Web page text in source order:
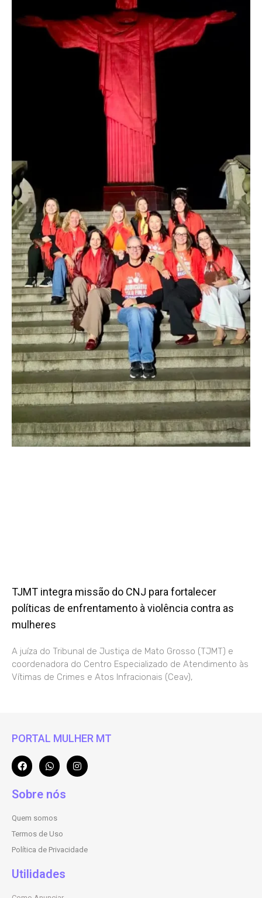
TJMT integra missão do CNJ para fortalecer
políticas de enfrentamento à violência contra as
mulheres
A juíza do Tribunal de Justiça de Mato Grosso (TJMT) e
coordenadora do Centro Especializado de Atendimento às
Vítimas de Crimes e Atos Infracionais (Ceav),
PORTAL MULHER MT
Sobre nós
Quem somos
Termos de Uso
Política de Privacidade
Utilidades